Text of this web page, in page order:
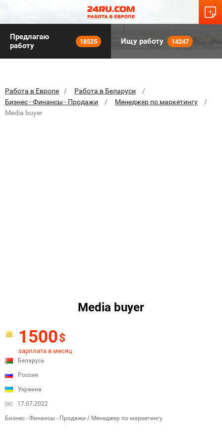
Предлагаю
работу
18525 Ищу работу 14247
Работа в Европе
Работа в Беларуси
Бизнес - Финансы - Продажи
Менеджер по маркетингу
Media buyer
Media buyer
1500$
зарплата в месяц
Беларусь
Россия
Украина
17.07.2022
Бизнес - Финансы - Продажи / Менеджер по маркетингу